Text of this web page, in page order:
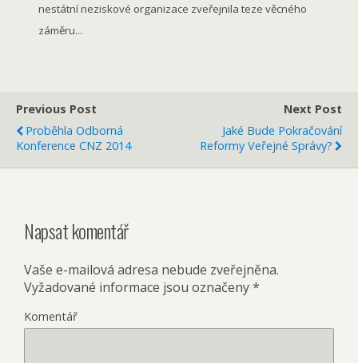
nestátní neziskové organizace zveřejnila teze věcného
záměru...
Previous Post
Proběhla Odborná
Konference CNZ 2014
Next Post
Jaké Bude Pokračování
Reformy Veřejné Správy?
Napsat komentář
Vaše e-mailová adresa nebude zveřejněna.
Vyžadované informace jsou označeny*
Komentář